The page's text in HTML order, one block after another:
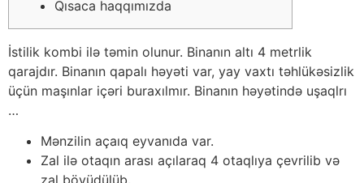
Qısaca haqqımızda
İstilik kombi ilə təmin olunur. Binanın altı 4 metrlik
qarajdır. Binanın qapalı həyəti var, yay vaxtı təhlükəsizlik
üçün maşınlar içəri buraxılmır. Binanın həyətində uşaqlrı
…
Mənzilin açaıq eyvanıda var.
Zal ilə otaqın arası açılaraq 4 otaqlıya çevrilib və
zal böyüdülüb.